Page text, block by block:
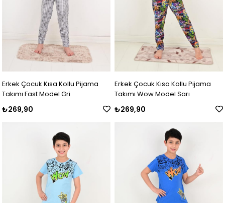
Erkek Çocuk Kısa Kollu Pijama
Takımı Fast Model Gri
₺269,90
Erkek Çocuk Kısa Kollu Pijama
Takımı Wow Model Sarı
₺269,90